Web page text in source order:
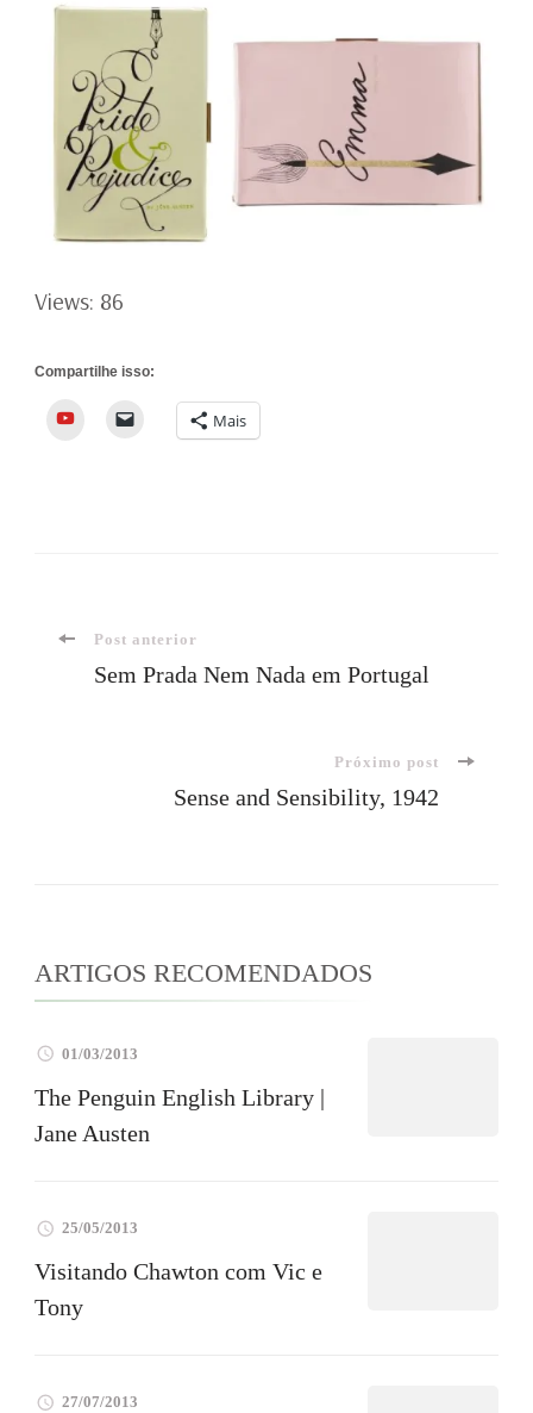
Views: 86
Compartilhe isso:
YouTube Mais
Navegação
Post anterior
Sem Prada Nem Nada em Portugal
Próximo post
Sense and Sensibility, 1942
ARTIGOS RECOMENDADOS
01/03/2013
The Penguin English Library |
Jane Austen
25/05/2013
Visitando Chawton com Vic e
Tony
27/07/2013